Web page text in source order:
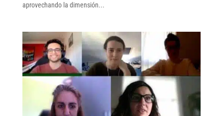
aprovechando la dimensión...